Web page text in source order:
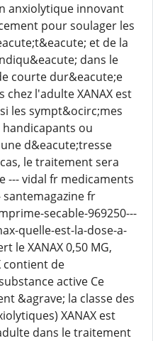
anxiolytique innovant
pour soulager les
et de la
dans le
courte dur&eacute;e
l'adulte XANAX est
les sympt&ocirc;mes
ou
d&eacute;tresse
le traitement sera
--- vidal fr medicaments
santemagazine fr
secable-969250---
quelle-est-la-dose-a-
le XANAX 0,50 MG,
contient de
active Ce
&agrave; la classe des
XANAX est
dans le traitement